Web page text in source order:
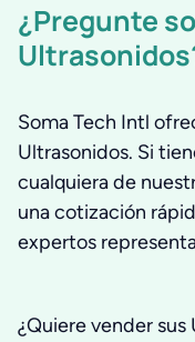
¿Pregunte
Soma Tech Intl
Ultrasonidos. Si
cualquiera de
una cotización
expertos
¿Quiere vender